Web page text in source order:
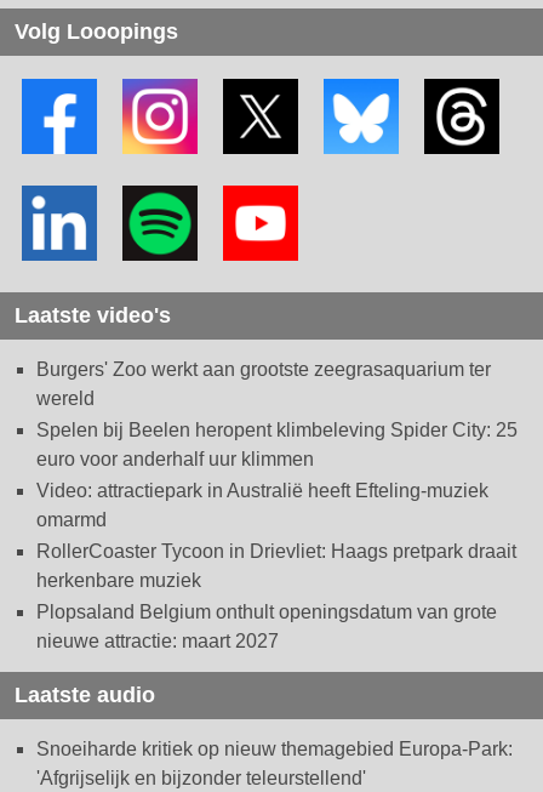
Volg Looopings
Laatste video's
Burgers' Zoo werkt aan grootste zeegrasaquarium ter
wereld
Spelen bij Beelen heropent klimbeleving Spider City: 25
euro voor anderhalf uur klimmen
Video: attractiepark in Australië heeft Efteling-muziek
omarmd
RollerCoaster Tycoon in Drievliet: Haags pretpark draait
herkenbare muziek
Plopsaland Belgium onthult openingsdatum van grote
nieuwe attractie: maart 2027
Laatste audio
Snoeiharde kritiek op nieuw themagebied Europa-Park:
'Afgrijselijk en bijzonder teleurstellend'